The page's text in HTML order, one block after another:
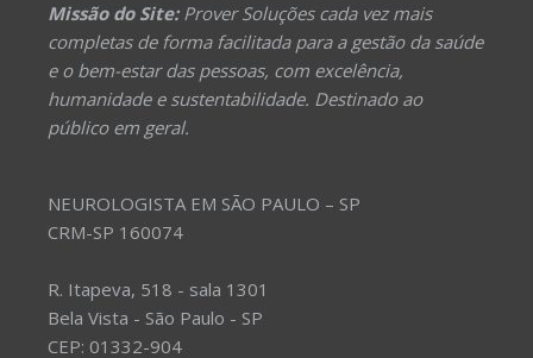
Missão do Site:Prover Soluções cada vez mais
completas de forma facilitada para a gestão da saúde
e o bem-estar das pessoas, com excelência,
humanidade e sustentabilidade. Destinado ao
público em geral.
NEUROLOGISTA EM SÃO PAULO – SP
CRM-SP 160074
R. Itapeva, 518 - sala 1301
Bela Vista - São Paulo - SP
CEP: 01332-904